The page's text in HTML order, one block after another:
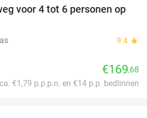
voor 4 tot 6 personen op
9.4 star
€169,68
€1,79 p.p.p.n. en €14 p.p. bedlinnen